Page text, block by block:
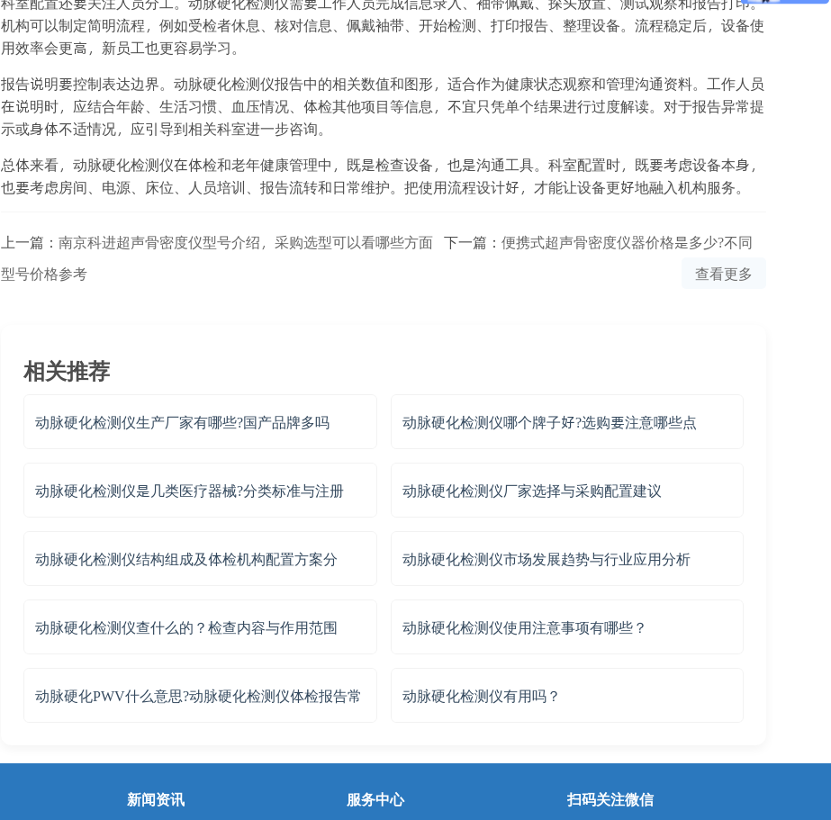
机构可以制定简明流程，例如受检者休息、核对信息、佩戴袖带、开始检测、打印报告、整理设备。流程稳定后，设备使
用效率会更高，新员工也更容易学习。
报告说明要控制表达边界。动脉硬化检测仪报告中的相关数值和图形，适合作为健康状态观察和管理沟通资料。工作人员
在说明时，应结合年龄、生活习惯、血压情况、体检其他项目等信息，不宜只凭单个结果进行过度解读。对于报告异常提
示或身体不适情况，应引导到相关科室进一步咨询。
总体来看，动脉硬化检测仪在体检和老年健康管理中，既是检查设备，也是沟通工具。科室配置时，既要考虑设备本身，
也要考虑房间、电源、床位、人员培训、报告流转和日常维护。把使用流程设计好，才能让设备更好地融入机构服务。
上一篇： 南京科进超声骨密度仪型号介绍，采购选型可以看哪些方面 下一篇： 便携式超声骨密度仪器价格是多少?不同
型号价格参考
查看更多
相关推荐
动脉硬化检测仪生产厂家有哪些?国产品牌多吗 动脉硬化检测仪哪个牌子好?选购要注意哪些点
动脉硬化检测仪是几类医疗器械?分类标准与注册 动脉硬化检测仪厂家选择与采购配置建议
动脉硬化检测仪结构组成及体检机构配置方案分 动脉硬化检测仪市场发展趋势与行业应用分析
动脉硬化检测仪查什么的？检查内容与作用范围 动脉硬化检测仪使用注意事项有哪些？
动脉硬化PWV什么意思?动脉硬化检测仪体检报告常 动脉硬化检测仪有用吗？
新闻资讯 服务中心 扫码关注微信